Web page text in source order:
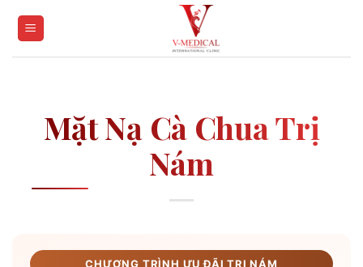
Mặt Nạ Cà Chua Trị
Nám
CHƯƠNG TRÌNH ƯU ĐÃI TRỊ NÁM